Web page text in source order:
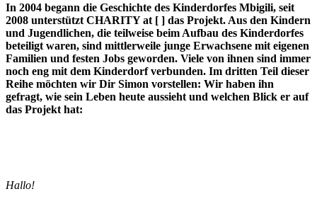
In 2004 begann die Geschichte des Kinderdorfes Mbigili, seit
2008 unterstützt CHARITY at [ ] das Projekt. Aus den Kindern
und Jugendlichen, die teilweise beim Aufbau des Kinderdorfes
beteiligt waren, sind mittlerweile junge Erwachsene mit eigenen
Familien und festen Jobs geworden. Viele von ihnen sind immer
noch eng mit dem Kinderdorf verbunden. Im dritten Teil dieser
Reihe möchten wir Dir Simon vorstellen: Wir haben ihn
gefragt, wie sein Leben heute aussieht und welchen Blick er auf
das Projekt hat:
Hallo!